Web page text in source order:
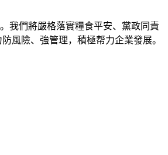
我們將嚴格落實糧食平安、黨政同責
風險、強管理，積極帮力企業發展。